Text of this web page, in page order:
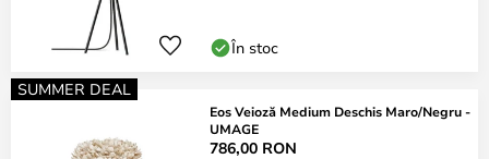
În stoc
SUMMER DEAL
Eos Veioză Medium Deschis Maro/Negru -
UMAGE
786,00 RON